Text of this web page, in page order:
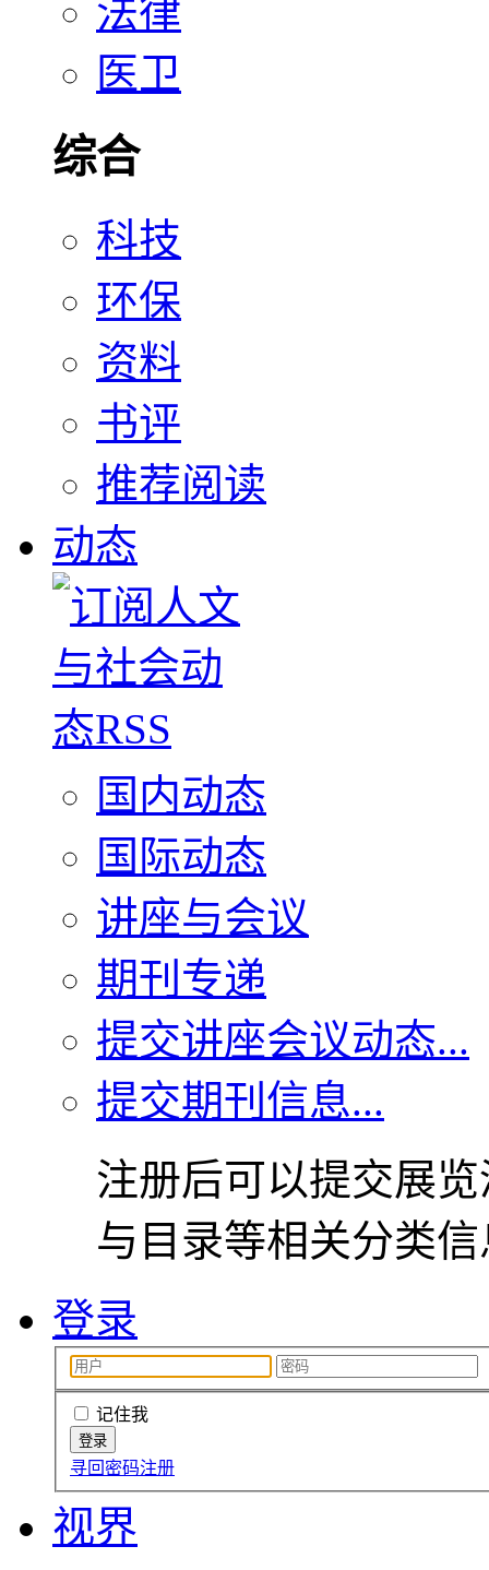
法律
医卫
综合
科技
环保
资料
书评
推荐阅读
动态
国内动态
国际动态
讲座与会议
期刊专递
提交讲座会议动态...
提交期刊信息...
注册后可以提交展
与目录等相关分类
登录
记住我
寻回密码注册
视界